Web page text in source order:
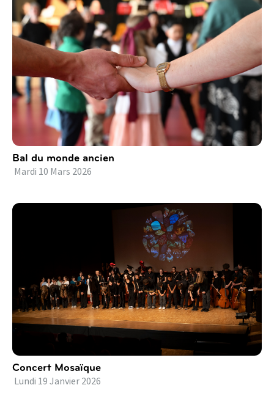
Bal du monde ancien
Mardi 10 Mars 2026
Concert Mosaïque
Lundi 19 Janvier 2026